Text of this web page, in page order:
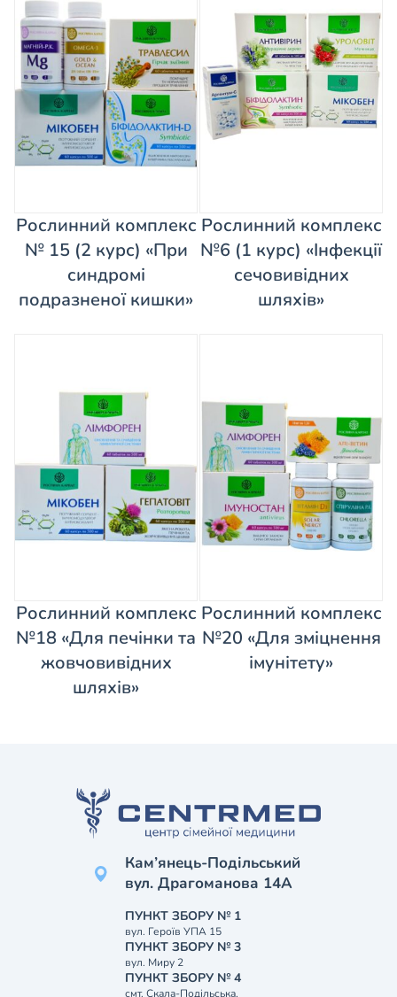
Рослинний комплекс
№ 15 (2 курс) «При
синдромі
подразненої кишки»
Рослинний комплекс
№6 (1 курс) «Інфекції
сечовивідних
шляхів»
Рослинний комплекс
№18 «Для печінки та
жовчовивідних
шляхів»
Рослинний комплекс
№20 «Для зміцнення
імунітету»
Кам’янець-Подільський
вул. Драгоманова 14А
ПУНКТ ЗБОРУ № 1
вул. Героїв УПА 15
ПУНКТ ЗБОРУ № 3
вул. Миру 2
ПУНКТ ЗБОРУ № 4
смт. Скала-Подільська,